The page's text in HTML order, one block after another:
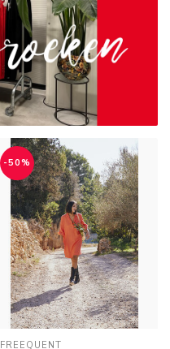
-50%
FREEQUENT